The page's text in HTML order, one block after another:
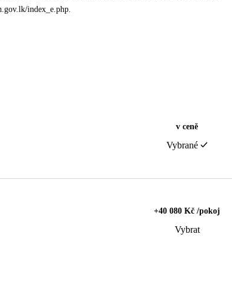
index_e.php.
v ceně
Vybrané
+40 080 Kč /pokoj
Vybrat